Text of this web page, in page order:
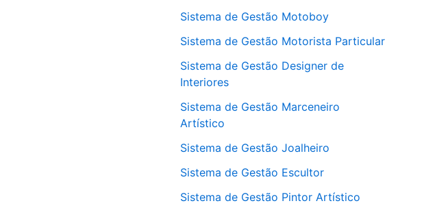
Sistema de Gestão Motoboy
Sistema de Gestão Motorista Particular
Sistema de Gestão Designer de
Interiores
Sistema de Gestão Marceneiro
Artístico
Sistema de Gestão Joalheiro
Sistema de Gestão Escultor
Sistema de Gestão Pintor Artístico